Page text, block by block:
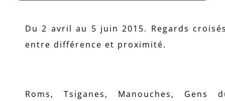
Du 2 avril au 5 juin 2015. Regards
entre différence et proximité.
Roms, Tsiganes, Manouches, Gens